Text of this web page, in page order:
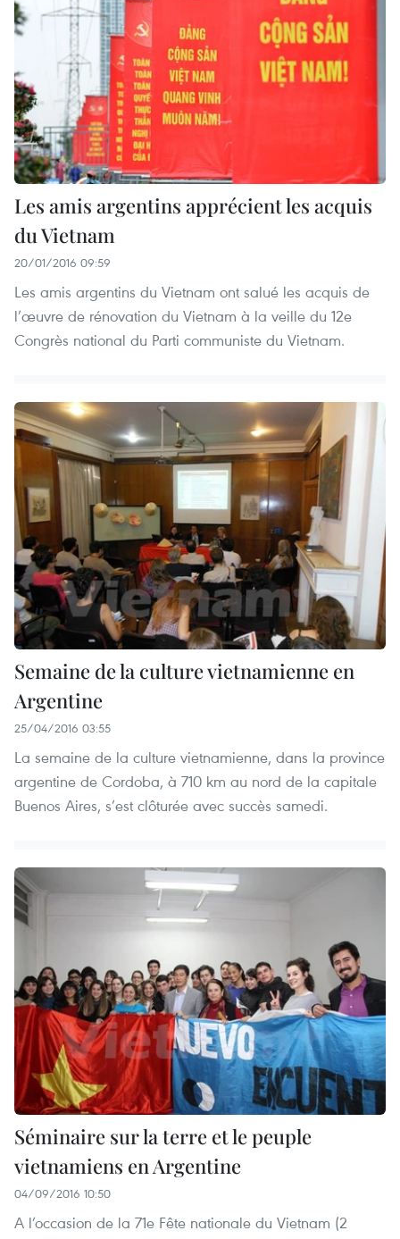
Les amis argentins apprécient les acquis
du Vietnam
20/01/2016 09:59
Les amis argentins du Vietnam ont salué les acquis de
l’œuvre de rénovation du Vietnam à la veille du 12e
Congrès national du Parti communiste du Vietnam.
Semaine de la culture vietnamienne en
Argentine
25/04/2016 03:55
La semaine de la culture vietnamienne, dans la province
argentine de Cordoba, à 710 km au nord de la capitale
Buenos Aires, s’est clôturée avec succès ​samedi.
Séminaire sur la terre et le peuple
vietnamiens en Argentine
04/09/2016 10:50
A l’occasion de la 71e Fête nationale du Vietnam (2